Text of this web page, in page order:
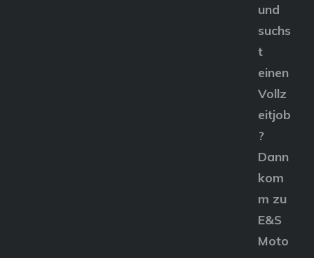
und
suchs
t
einen
Vollz
eitjob
?
Dann
kom
m zu
E&S
Moto